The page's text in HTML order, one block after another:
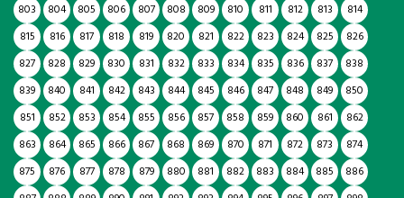
803
804 805 806 807 808 809 810 811 812 813
814
815
816 817 818 819 820 821 822 823 824 825
826
827
828 829 830 831 832 833 834 835 836 837
838
839
840 841 842 843 844 845 846 847 848 849
850
851
852 853 854 855 856 857 858 859 860 861
862
863
864 865 866 867 868 869 870 871 872 873
874
875
876 877 878 879 880 881 882 883 884 885
886